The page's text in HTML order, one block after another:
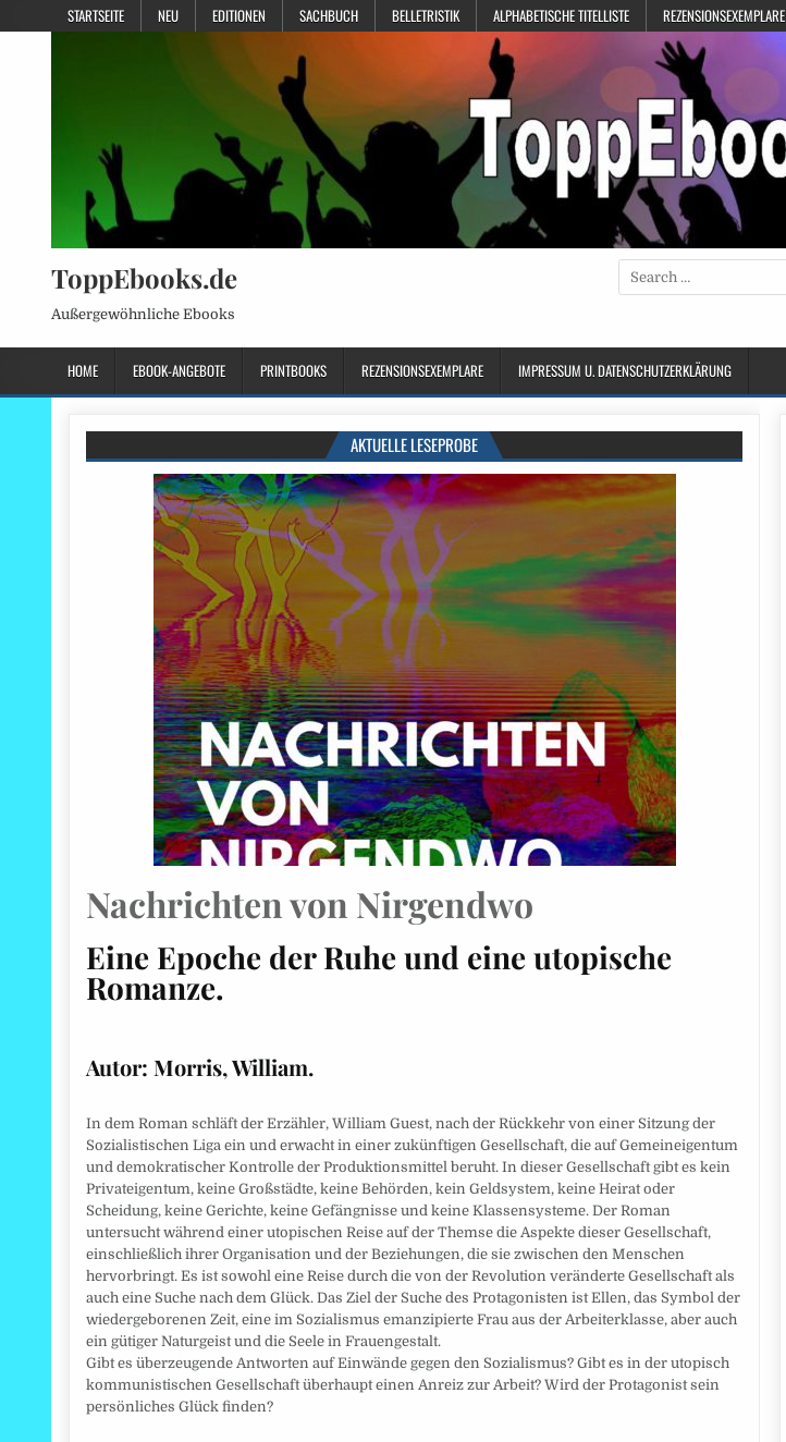
STARTSEITE NEU EDITIONEN SACHBUCH BELLETRISTIK ALPHABETISCHE TITELLISTE REZENSIONSEXEMPLARE
ToppEbooks.de
Außergewöhnliche Ebooks
Search
for:
HOME EBOOK-ANGEBOTE PRINTBOOKS REZENSIONSEXEMPLARE IMPRESSUM U. DATENSCHUTZERKLÄRUNG
AKTUELLE LESEPROBE
Nachrichten von Nirgendwo
Eine Epoche der Ruhe und eine utopische
Romanze.
Autor: Morris, William.
In dem Roman schläft der Erzähler, William Guest, nach der Rückkehr von einer Sitzung der
Sozialistischen Liga ein und erwacht in einer zukünftigen Gesellschaft, die auf Gemeineigentum
und demokratischer Kontrolle der Produktionsmittel beruht. In dieser Gesellschaft gibt es kein
Privateigentum, keine Großstädte, keine Behörden, kein Geldsystem, keine Heirat oder
Scheidung, keine Gerichte, keine Gefängnisse und keine Klassensysteme. Der Roman
untersucht während einer utopischen Reise auf der Themse die Aspekte dieser Gesellschaft,
einschließlich ihrer Organisation und der Beziehungen, die sie zwischen den Menschen
hervorbringt. Es ist sowohl eine Reise durch die von der Revolution veränderte Gesellschaft als
auch eine Suche nach dem Glück. Das Ziel der Suche des Protagonisten ist Ellen, das Symbol der
wiedergeborenen Zeit, eine im Sozialismus emanzipierte Frau aus der Arbeiterklasse, aber auch
ein gütiger Naturgeist und die Seele in Frauengestalt.
Gibt es überzeugende Antworten auf Einwände gegen den Sozialismus? Gibt es in der utopisch
kommunistischen Gesellschaft überhaupt einen Anreiz zur Arbeit? Wird der Protagonist sein
persönliches Glück finden?